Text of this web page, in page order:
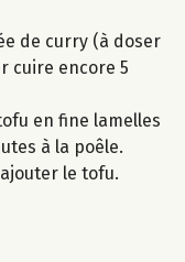
de curry (à doser
cuire encore 5
en fine lamelles
à la poêle.
le tofu.